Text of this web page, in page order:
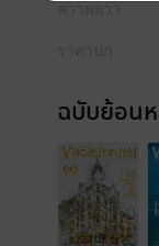
ฉบับย้อน